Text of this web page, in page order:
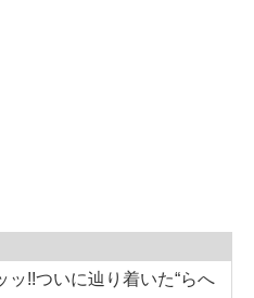
ッ!!ついに辿り着いた“らへ